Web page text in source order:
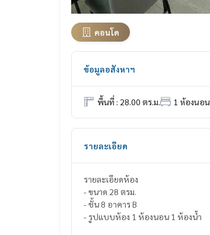
คอนโด
ข้อมูลอสังหาฯ
พื้นที่ : 28.00 ตร.ม. 1 ห้องนอน
รายละเอียด
รายละเอียดห้อง
- ขนาด 28 ตรม.
- ชั้น 8 อาคาร B
- รูปแบบห้อง 1 ห้องนอน 1 ห้องน้ำ